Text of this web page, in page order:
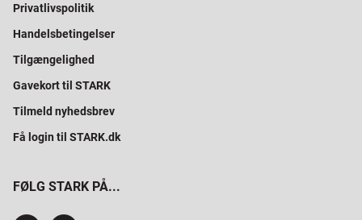
Privatlivspolitik
Handelsbetingelser
Tilgængelighed
Gavekort til STARK
Tilmeld nyhedsbrev
Få login til STARK.dk
FØLG STARK PÅ...